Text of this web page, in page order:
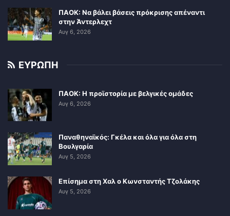
ΠΑΟΚ: Να βάλει βάσεις πρόκρισης απέναντι
στην Άντερλεχτ
Αυγ 6, 2026
ΕΥΡΩΠΗ
ΠΑΟΚ: Η προϊστορία με βελγικές ομάδες
Αυγ 6, 2026
Παναθηναϊκός: Γκέλα και όλα για όλα στη
Βουλγαρία
Αυγ 5, 2026
Επίσημα στη Χαλ ο Κωνσταντής Τζολάκης
Αυγ 5, 2026